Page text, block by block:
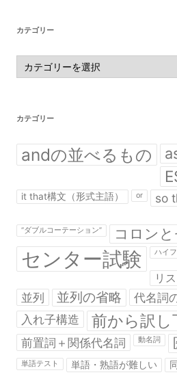
カテゴリー
カ
テ
ゴ
カテゴリー
andの並べるもの
it that構文（形式主語） or so
“ダブルコーテーション” コロン
センター試験 ハイ
リ
並列 並列の省略 代名詞
入れ子構造 前から訳し
前置詞＋関係代名詞 動名詞
単語テスト 単語・熟語が難しい